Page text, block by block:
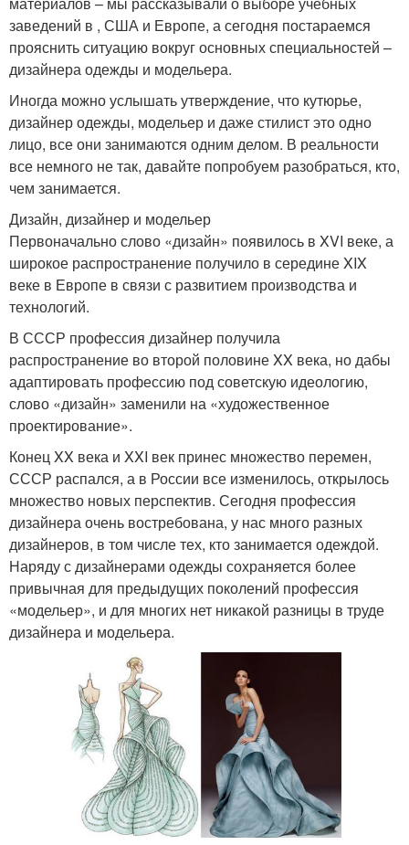
заведений в , США и Европе, а сегодня постараемся
прояснить ситуацию вокруг основных специальностей –
дизайнера одежды и модельера.
Иногда можно услышать утверждение, что кутюрье,
дизайнер одежды, модельер и даже стилист это одно
лицо, все они занимаются одним делом. В реальности
все немного не так, давайте попробуем разобраться, кто,
чем занимается.
Дизайн, дизайнер и модельер
Первоначально слово «дизайн» появилось в XVI веке, а
широкое распространение получило в середине XIX
веке в Европе в связи с развитием производства и
технологий.
В СССР профессия дизайнер получила
распространение во второй половине XX века, но дабы
адаптировать профессию под советскую идеологию,
слово «дизайн» заменили на «художественное
проектирование».
Конец XX века и XXI век принес множество перемен,
СССР распался, а в России все изменилось, открылось
множество новых перспектив. Сегодня профессия
дизайнера очень востребована, у нас много разных
дизайнеров, в том числе тех, кто занимается одеждой.
Наряду с дизайнерами одежды сохраняется более
привычная для предыдущих поколений профессия
«модельер», и для многих нет никакой разницы в труде
дизайнера и модельера.